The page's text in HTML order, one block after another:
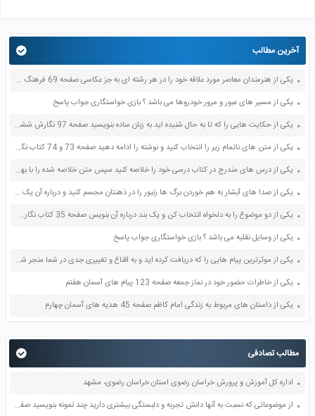
آخرین مطالب
یکی از هنرمندان معاصر مورد علاقه خود را در هر رشته ای به جز عکاسی صفحه 69 فرهنگ و هنر نهم
یکی از مسیر های عبور و مرور خودروها می باشد ؟ بازی خواستگاری جواب پاسخ
یکی از حکایت هایی را که تا به حال شنیده اید به زبان ساده بنویسید صفحه 97 نگارش ششم دبستان
یکی از متن های ناتمام زیر را انتخاب کنید و نوشته را ادامه دهید صفحه 73 و 74 کتاب نگارش فارسی پنجم دبستان
یکی از درس های مندرج در کتاب درسی خود را خلاصه کنید سپس متن خلاصه شده را با بهره گیری از روش های دسته بندی نمودار جدول نقشه مفهومی نشان دهید صفحه 118 نگارش یازدهم
یکی از صدا های آبشار به هم خوردن برگ ها زنبور را در ذهنتان مجسم کنید و درباره آن یک بند بنویسید صفحه 11 نگارش پنجم
یکی از دو موضوع را به دلخواه انتخاب کن و یک بند درباره آن بنویس صفحه 35 کتاب نگارش فارسی سوم
یکی از وسایل نقلیه می باشد ؟ بازی خواستگاری جواب پاسخ
یکی از موثرترین پیام هایی را که دریافت کرده اید و به اقناع و تغییری جدی در شما منجر شده است برسی کنید و علت این تاثیر گذاری قابل توجه را بنویسید صفحه 52 تفکر و سواد رسانه ای دهم
یکی از خاطرات حضور خود در نماز جمعه صفحه 123 پیام های آسمان هفتم
یکی از داستان های مربوط به زندگی امام کاظم صفحه 45 هدیه های آسمان چهارم
مطالب تصادفی
اداره کل آموزش و پرورش خراسان رضوی استان خراسان رضوی، مشهد
از موضوعاتی که نسبت به آنها دانش تجربه و دلبستگی بیشتری دارید چند نمونه بنویسید صفحه 74 نگارش یازدهم